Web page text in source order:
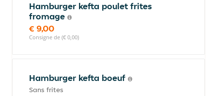
Hamburger kefta poulet frites
fromage
€ 9,00
Consigne de (€ 0,00)
Hamburger kefta boeuf
Sans frites